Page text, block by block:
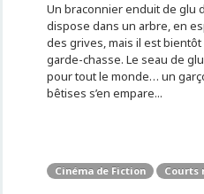
Un braconnier enduit de glu
dispose dans un arbre, en
des grives, mais il est
garde-chasse. Le seau de
pour tout le monde… un
bêtises s’en empare...
Cinéma de Fiction Courts